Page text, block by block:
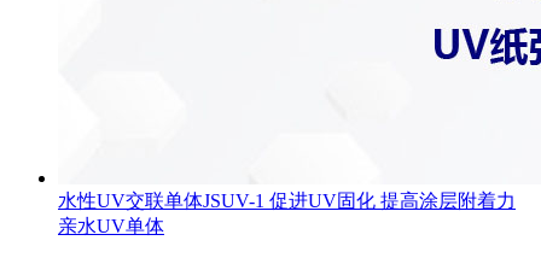
水性UV交联单体JSUV-1 促进UV固化 提高涂层附着力
亲水UV单体